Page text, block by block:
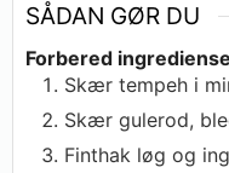
SÅDAN GØR DU
Forbered
Skær tempeh i
Skær gulerod,
Finthak løg og